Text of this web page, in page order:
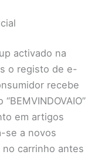
activado na
o registo de e-
recebe
em artigos
se a novos
carrinho antes